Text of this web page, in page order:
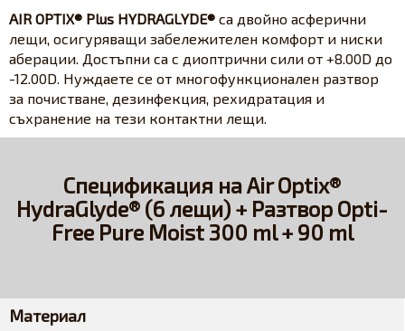
AIR OPTIX® Plus HYDRAGLYDE® са двойно асферични
лещи, осигуряващи забележителен комфорт и ниски
аберации. Достъпни са с диоптрични сили от +8.00D до
-12.00D. Нуждаете се от многофункционален разтвор
за почистване, дезинфекция, рехидратация и
съхранение на тези контактни лещи.
Спецификация на Air Optix®
HydraGlyde® (6 лещи) + Разтвор Opti-
Free Pure Moist 300 ml + 90 ml
Материал